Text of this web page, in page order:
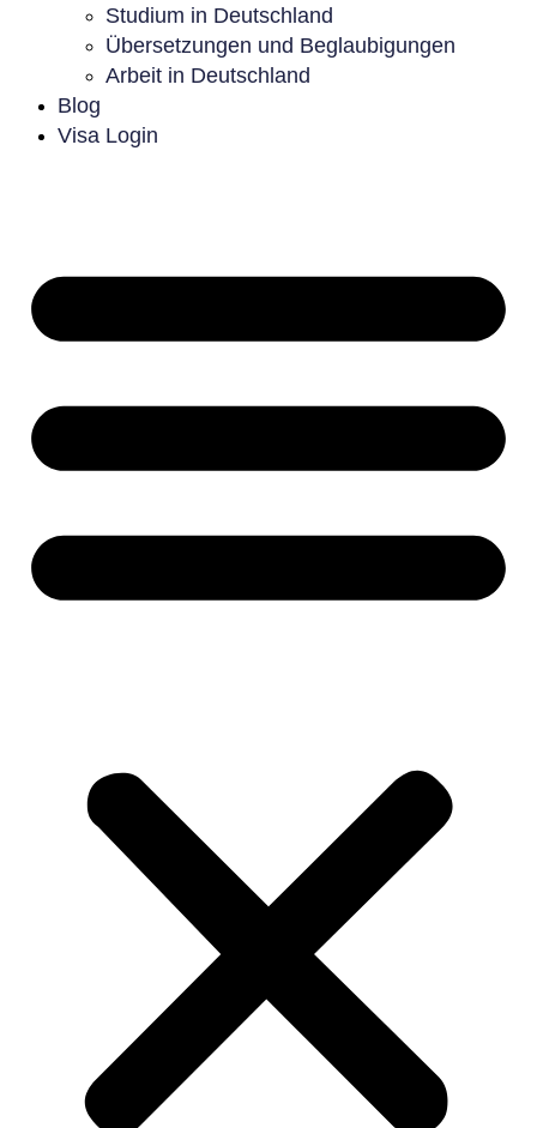
Studium in Deutschland
Übersetzungen und Beglaubigungen
Arbeit in Deutschland
Blog
Visa Login